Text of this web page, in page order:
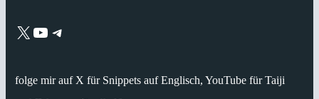
X YouTube Telegram
folge mir auf X für Snippets auf Englisch, YouTube für Taiji